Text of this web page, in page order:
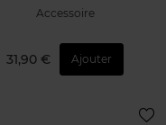
Accessoire
31,90 € Ajouter